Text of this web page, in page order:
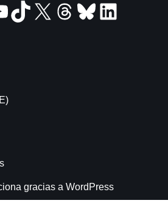
gracias a WordPress